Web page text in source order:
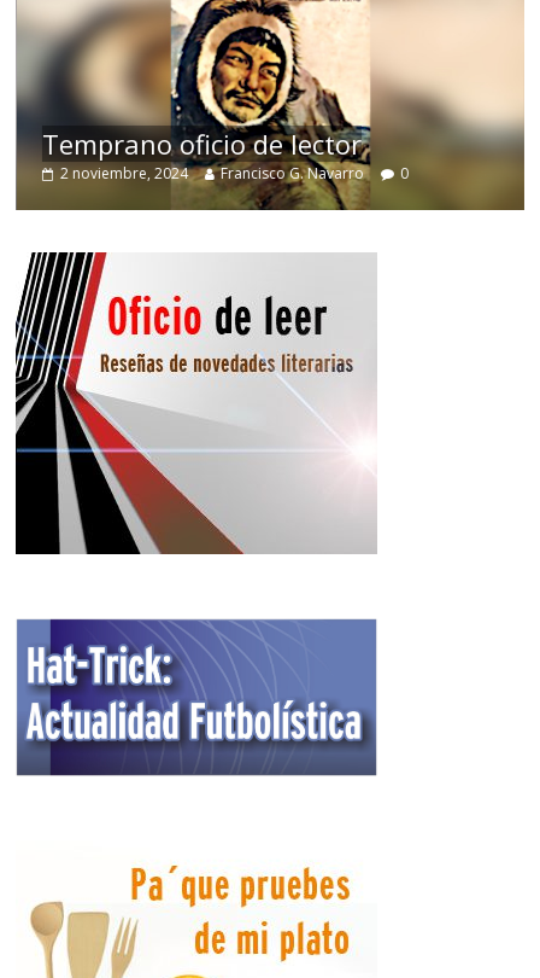
Temprano oficio de lector
2 noviembre, 2024 Francisco G. Navarro 0